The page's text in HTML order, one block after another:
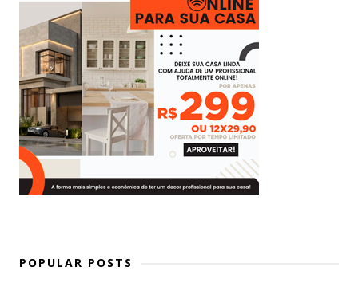
POPULAR POSTS